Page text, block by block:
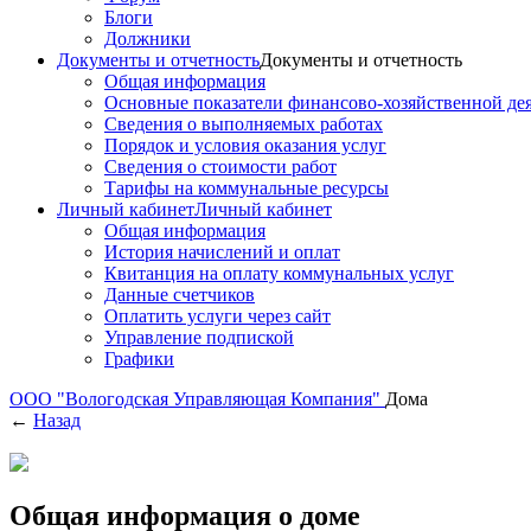
Блоги
Должники
Документы и отчетностьДокументы и отчетность
Общая информация
Основные показатели финансово-хозяйственной
Сведения о выполняемых работах
Порядок и условия оказания услуг
Сведения о стоимости работ
Тарифы на коммунальные ресурсы
Личный кабинетЛичный кабинет
Общая информация
История начислений и оплат
Квитанция на оплату коммунальных услуг
Данные счетчиков
Оплатить услуги через сайт
Управление подпиской
Графики
ООО "Вологодская Управляющая Компания" Дома
← Назад
Общая информация о доме